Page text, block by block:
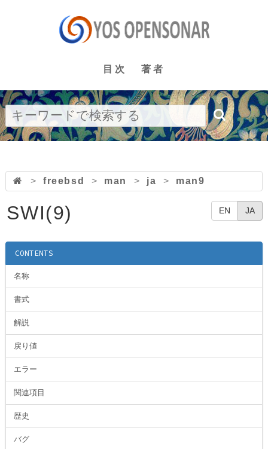
目次 著者
> freebsd > man > ja > man9
EN JA
SWI(9)
CONTENTS
名称
書式
解説
戻り値
エラー
関連項目
歴史
バグ